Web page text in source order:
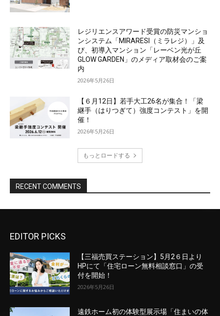
EDITOR PICKS
【三福売買ステーション】5月2６日より
HPにて「住宅ローン無料相談窓口」の受
付を開始！
2026年5月26日
遠鉄ホーム初の体験型展示場「住まいの体